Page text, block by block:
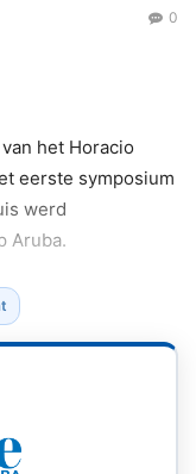
0
het Horacio
eerste symposium
werd
Aruba.